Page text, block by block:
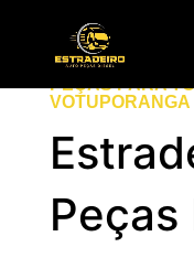
PEÇAS PARA
VOTUPORANGA
Peças